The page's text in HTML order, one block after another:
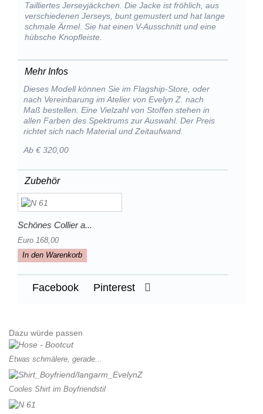
Tailliertes Jerseyjäckchen. Die Jacke ist fröhlich, aus
verschiedenen Jerseys, bunt gemustert und hat lange
schmale Ärmel. Sie hat einen V-Ausschnitt und eine
hübsche Knopfleiste.
Mehr Infos
Dieses Modell können Sie im Flagship-Store, oder
nach Vereinbarung im Atelier von Evelyn Z. nach
Maß bestellen. Eine Vielzahl von Stoffen stehen in
allen Farben des Spektrums zur Auswahl. Der Preis
richtet sich nach Material und Zeitaufwand.
Ab € 320,00
Zubehör
Schönes Collier a...
Euro 168,00
In den Warenkorb
Facebook Pinterest
Dazu würde passen
Etwas schmälere, gerade...
Cooles Shirt im Boyfriendstil